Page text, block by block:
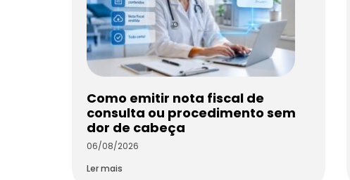
Como emitir nota fiscal de
consulta ou procedimento sem
dor de cabeça
06/08/2026
Ler mais